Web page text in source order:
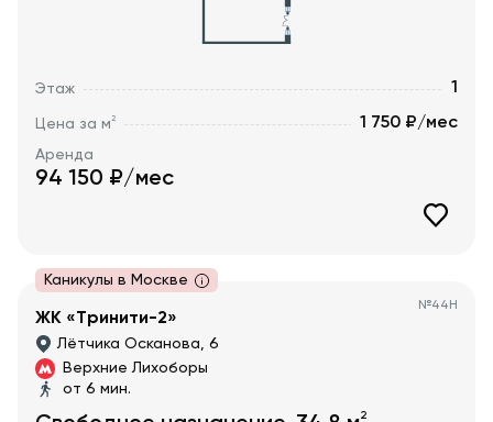
Этаж 1
Цена за м2 1 750 ₽/мес
Аренда
94 150 ₽/мес
Каникулы в Москве
№44Н
ЖК «Тринити-2»
Лётчика Осканова, 6
Верхние Лихоборы
от 6 мин.
2